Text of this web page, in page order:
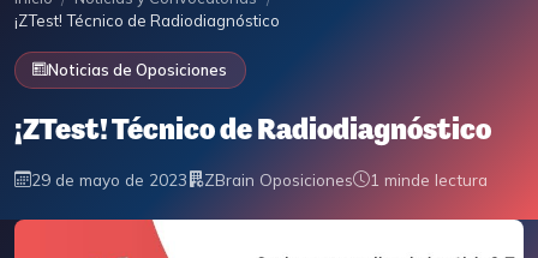
¡ZTest! Técnico de Radiodiagnóstico
Noticias de Oposiciones
¡ZTest! Técnico de Radiodiagnóstico
29 de mayo de 2023 ZBrain Oposiciones 1 minde lectura